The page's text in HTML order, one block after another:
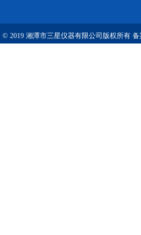
© 2019 湘潭市三星仪器有限公司版权所有 备